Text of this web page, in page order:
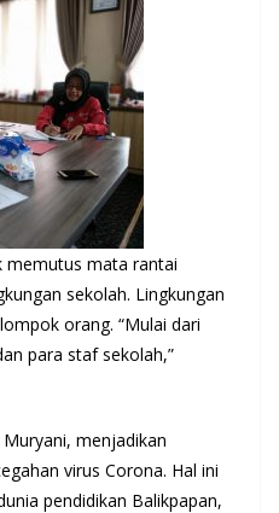
memutus mata rantai
sekolah. Lingkungan
orang. “Mulai dari
para staf sekolah,”
menjadikan
virus Corona. Hal ini
pendidikan Balikpapan,